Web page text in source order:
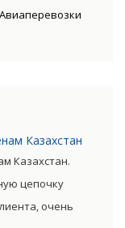
доставка морем
Казахстан
Казахстан.
цепочку
очень